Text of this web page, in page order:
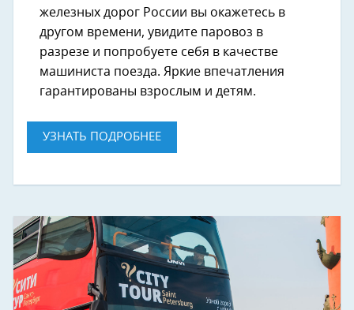
железных дорог России вы окажетесь в
другом времени, увидите паровоз в
разрезе и попробуете себя в качестве
машиниста поезда. Яркие впечатления
гарантированы взрослым и детям.
УЗНАТЬ ПОДРОБНЕЕ